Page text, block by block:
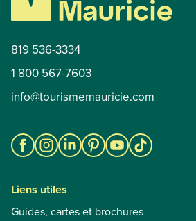
819 536-3334
1 800 567-7603
info@tourismemauricie.com
Liens utiles
Guides, cartes et brochures